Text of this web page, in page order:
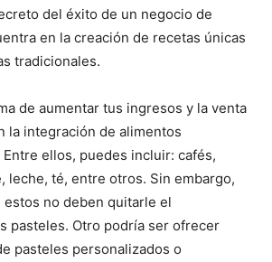
del éxito de un negocio de
en la creación de recetas únicas
tradicionales.
de aumentar tus ingresos y la venta
la integración de alimentos
ellos, puedes incluir: cafés,
leche, té, entre otros. Sin embargo,
no deben quitarle el
pasteles. Otro podría ser ofrecer
pasteles personalizados o